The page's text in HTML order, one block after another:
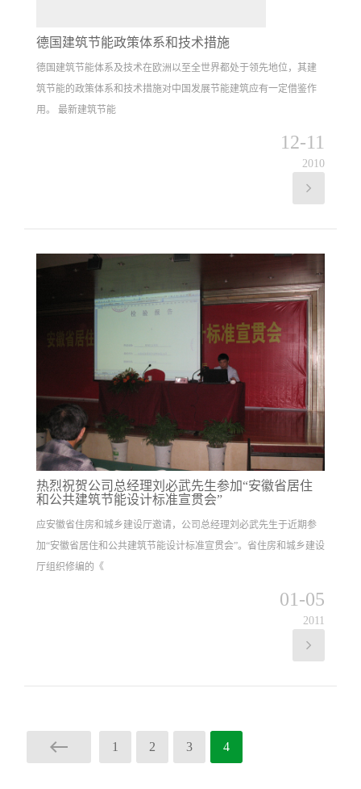
德国建筑节能政策体系和技术措施
德国建筑节能体系及技术在欧洲以至全世界都处于领先地位，其建
筑节能的政策体系和技术措施对中国发展节能建筑应有一定借鉴作
用。 最新建筑节能
12-11
2010
热烈祝贺公司总经理刘必武先生参加“安徽省居住
和公共建筑节能设计标准宣贯会”
应安徽省住房和城乡建设厅邀请，公司总经理刘必武先生于近期参
加“安徽省居住和公共建筑节能设计标准宣贯会”。省住房和城乡建设
厅组织修编的《
01-05
2011
1 2 3 4